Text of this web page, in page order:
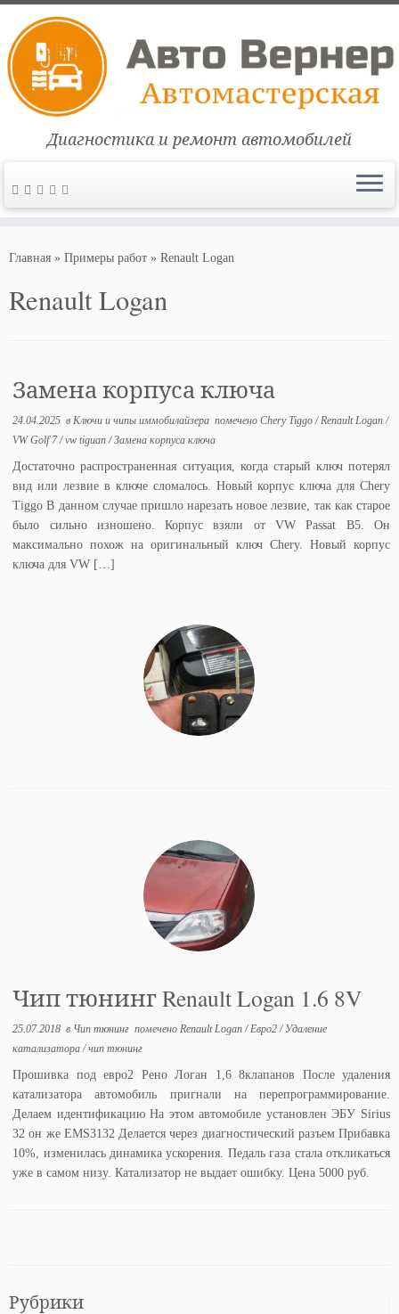
Диагностика и ремонт автомобилей
Главная » Примеры работ » Renault Logan
Renault Logan
Замена корпуса ключа
24.04.2025 в Ключи и чипы иммобилайзера помеченоChery Tiggo/ Renault Logan/
VW Golf 7/vw tiguan/Замена корпуса ключа
Достаточно распространенная ситуация, когда старый ключ потерял
вид или лезвие в ключе сломалось. Новый корпус ключа для Chery
Tiggo В данном случае пришло нарезать новое лезвие, так как старое
было сильно изношено. Корпус взяли от VW Passat B5. Он
максимально похож на оригинальный ключ Chery. Новый корпус
ключа для VW […]
Чип тюнинг Renault Logan 1.6 8V
25.07.2018 в Чип тюнинг помечено Renault Logan/ Евро2/ Удаление
катализатора/чип тюнинг
Прошивка под евро2 Рено Логан 1,6 8клапанов После удаления
катализатора автомобиль пригнали на перепрограммирование.
Делаем идентификацию На этом автомобиле установлен ЭБУ Sirius
32 он же EMS3132 Делается через диагностический разъем Прибавка
10%, изменилась динамика ускорения. Педаль газа стала откликаться
уже в самом низу. Катализатор не выдает ошибку. Цена 5000 руб.
Рубрики